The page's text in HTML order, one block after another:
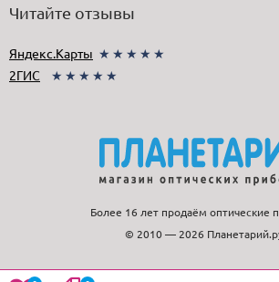
Читайте отзывы
Яндекс.Карты ★★★★★
2ГИС
★★★★★
Более 16 лет продаём оптические
© 2010 — 2026